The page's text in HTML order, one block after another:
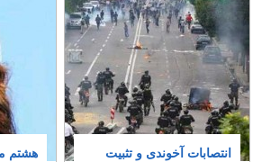
انتصابات آخوندی و تثبیت
هشتم